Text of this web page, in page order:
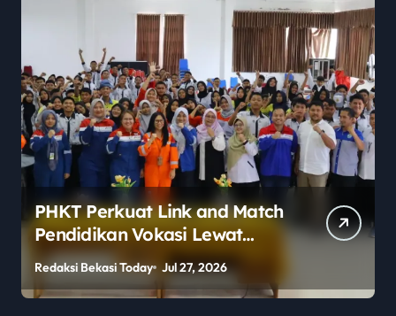
Polemik Legalitas Sekolah
Berlabel Asing Mencuat,
Publik Pertanyakan
Pengawasan Pemerintah
Redaksi Bekasi Today Jul 27, 2026